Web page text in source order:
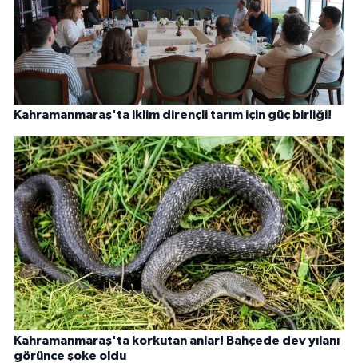
Kahramanmaraş'ta iklim dirençli tarım için güç birliği!
Kahramanmaraş'ta korkutan anlar! Bahçede dev yılanı
görünce şoke oldu